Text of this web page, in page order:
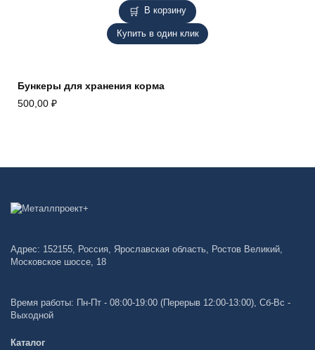
В корзину
Купить в один клик
Бункеры для хранения корма
500,00 ₽
Адрес: 152155, Россия, Ярославская область, Ростов Великий,
Московское шоссе, 18
Время работы: Пн-Пт - 08:00-19:00 (Перерыв 12:00-13:00), Сб-Вс -
Выходной
Каталог